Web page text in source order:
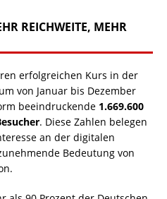
REICHWEITE, MEHR
erfolgreichen Kurs in der
von Januar bis Dezember
beeindruckende 1.669.600
. Diese Zahlen belegen
an der digitalen
Bedeutung von